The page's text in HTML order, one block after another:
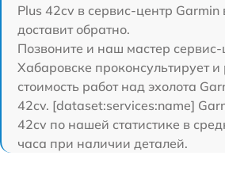
Plus 42cv в сервис-центр Garmin
доставит обратно.
Позвоните и наш мастер
Хабаровске проконсультирует и
стоимость работ над эхолота
42cv. [dataset:services:name]
42cv по нашей статистике в
часа при наличии деталей.